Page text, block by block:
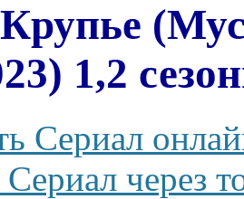
1,2
Сериал
Сериал через